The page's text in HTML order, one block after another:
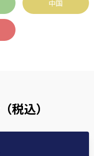
中国
（税込）